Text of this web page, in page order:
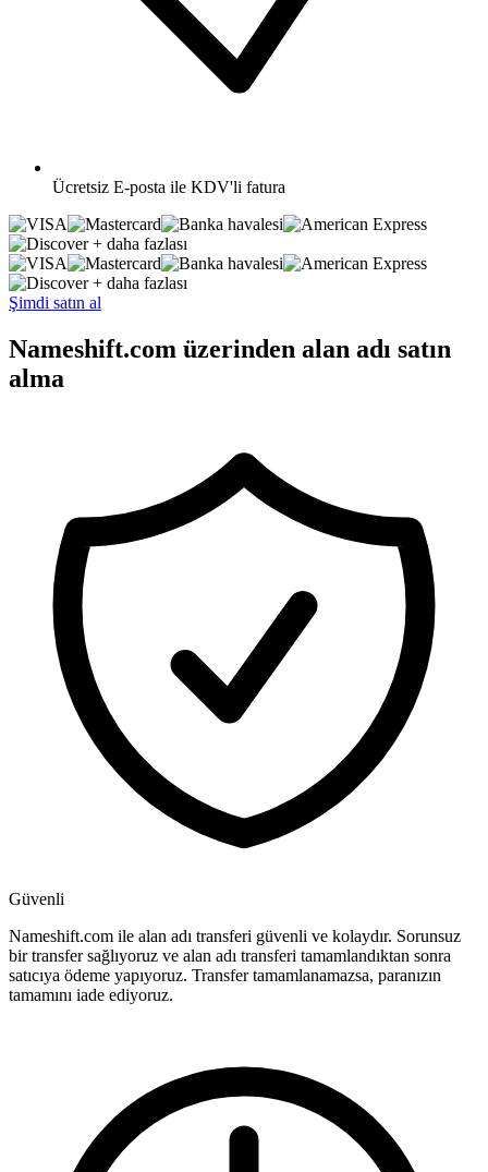
Ücretsiz E-posta ile KDV'li fatura
+ daha fazlası
+ daha fazlası
Şimdi satın al
Nameshift.com üzerinden alan adı satın
alma
Güvenli
Nameshift.com ile alan adı transferi güvenli ve kolaydır. Sorunsuz
bir transfer sağlıyoruz ve alan adı transferi tamamlandıktan sonra
satıcıya ödeme yapıyoruz. Transfer tamamlanamazsa, paranızın
tamamını iade ediyoruz.